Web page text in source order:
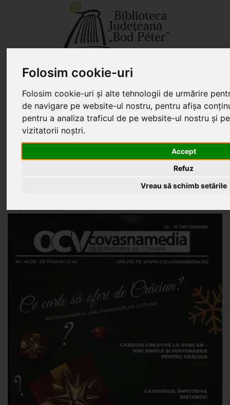
Folosim cookie-uri
Folosim cookie-uri și alte tehnologii de urmărire
de navigare pe website-ul nostru, pentru afișa
pentru a analiza traficul de pe website-ul nostru și
vizitatorii noștri.
Accept
Refuz
Vreau să schimb setările
+40 267 312 133 - împrumut
+40 267 311 927 - filiala
CONT DE CITITOR
EN
Sunteți aici: »Merită citit»Recomandarea Sălii de lectură» Ce carte să oferi
Ce carte să oferi de Crăciun?
Joi, 19 decembrie 2024